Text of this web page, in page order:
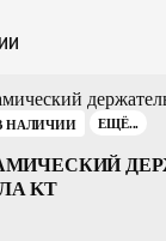
НАЛИЧИИ ЕЩЁ...
KT